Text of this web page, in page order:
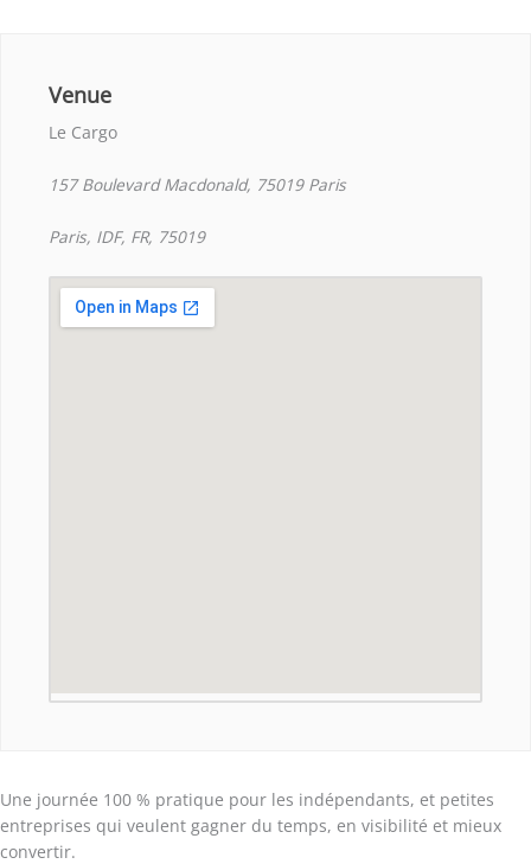
Venue
Le Cargo
157 Boulevard Macdonald, 75019 Paris
Paris, IDF, FR, 75019
Une journée 100 % pratique pour les indépendants, et petites
entreprises qui veulent gagner du temps, en visibilité et mieux
convertir.